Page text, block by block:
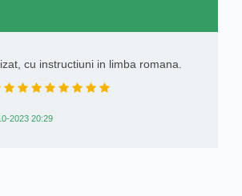
cu instructiuni in limba romana.
2023 20:29